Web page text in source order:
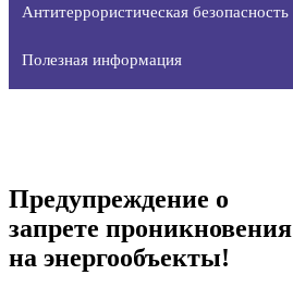
Антитеррористическая безопасность
Полезная информация
Предупреждение о
запрете проникновения
на энергообъекты!